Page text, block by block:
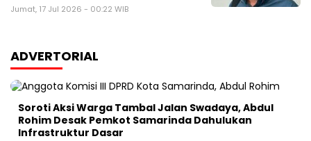
Jumat, 17 Jul 2026 - 00:22 WIB
ADVERTORIAL
Soroti Aksi Warga Tambal Jalan Swadaya, Abdul
Rohim Desak Pemkot Samarinda Dahulukan
Infrastruktur Dasar